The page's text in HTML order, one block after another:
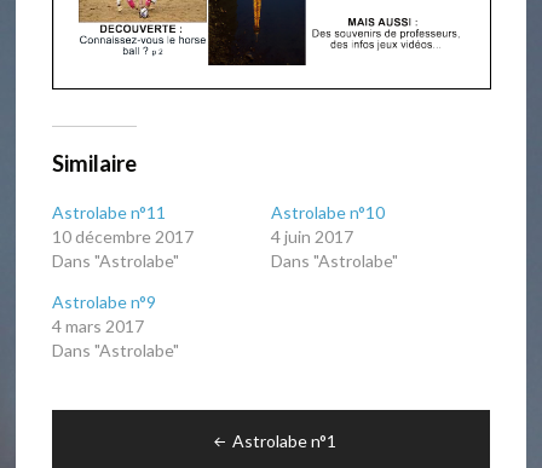
Similaire
Astrolabe n°11
10 décembre 2017
Dans "Astrolabe"
Astrolabe n°10
4 juin 2017
Dans "Astrolabe"
Astrolabe n°9
4 mars 2017
Dans "Astrolabe"
Astrolabe n°1